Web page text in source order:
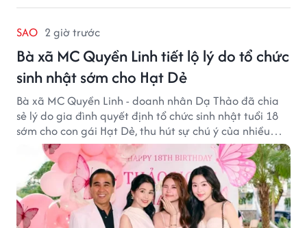
SAO 2 giờ trước
Bà xã MC Quyền Linh tiết lộ lý do tổ chức
sinh nhật sớm cho Hạt Dẻ
Bà xã MC Quyền Linh - doanh nhân Dạ Thảo đã chia
sẻ lý do gia đình quyết định tổ chức sinh nhật tuổi 18
sớm cho con gái Hạt Dẻ, thu hút sự chú ý của nhiều
người hâm mộ.